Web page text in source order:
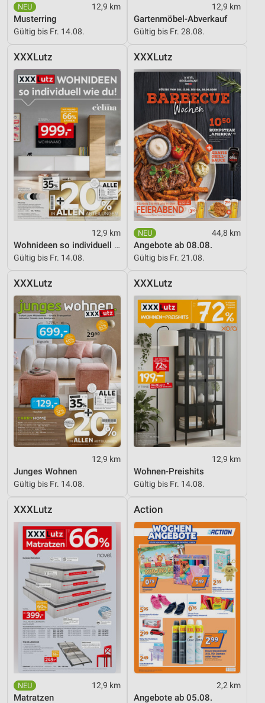
12,9 km
Musterring
Gültig bis Fr. 14.08.
12,9 km
Gartenmöbel-Abverkauf
Gültig bis Fr. 28.08.
XXXLutz
12,9 km
Wohnideen so individuell wie du!
Gültig bis Fr. 14.08.
XXXLutz
44,8 km
Angebote ab 08.08.
Gültig bis Fr. 21.08.
XXXLutz
12,9 km
Junges Wohnen
Gültig bis Fr. 14.08.
XXXLutz
12,9 km
Wohnen-Preishits
Gültig bis Fr. 14.08.
XXXLutz
12,9 km
Matratzen
Action
2,2 km
Angebote ab 05.08.